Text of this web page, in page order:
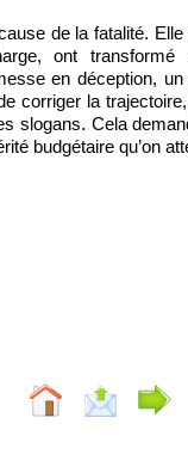
de la fatalité.
ont transformé
en déception,
corriger la
slogans. Cela
budgétaire qu’on